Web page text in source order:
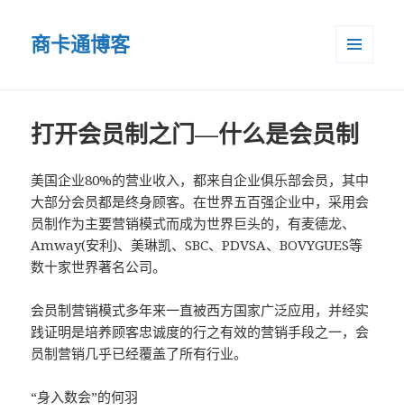
商卡通博客
打开会员制之门—什么是会员制
美国企业80%的营业收入，都来自企业俱乐部会员，其中
大部分会员都是终身顾客。在世界五百强企业中，采用会
员制作为主要营销模式而成为世界巨头的，有麦德龙、
Amway(安利)、美琳凯、SBC、PDVSA、BOVYGUES等
数十家世界著名公司。
会员制营销模式多年来一直被西方国家广泛应用，并经实
践证明是培养顾客忠诚度的行之有效的营销手段之一，会
员制营销几乎已经覆盖了所有行业。
“身入数会”的何羽